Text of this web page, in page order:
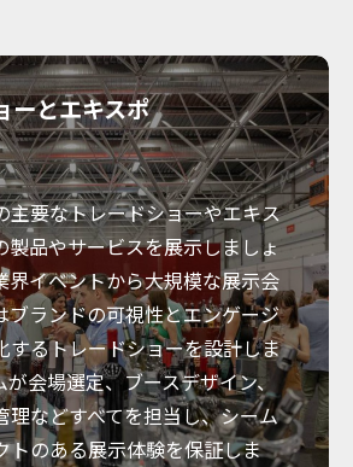
ーとエキスポ
主要なトレードショーやエキス
製品やサービスを展示しましょ
界イベントから大規模な展示会
ブランドの可視性とエンゲージ
するトレードショーを設計しま
会場選定、ブースデザイン、
理などすべてを担当し、シーム
トのある展示体験を保証しま